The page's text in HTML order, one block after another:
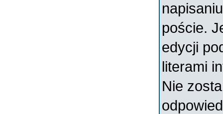
poście.
edycji
literami
Nie